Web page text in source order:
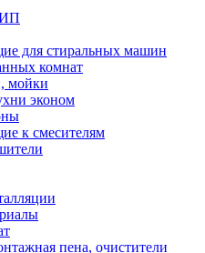
для стиральных машин
комнат
мойки
эконом
к смесителям
пена, очистители